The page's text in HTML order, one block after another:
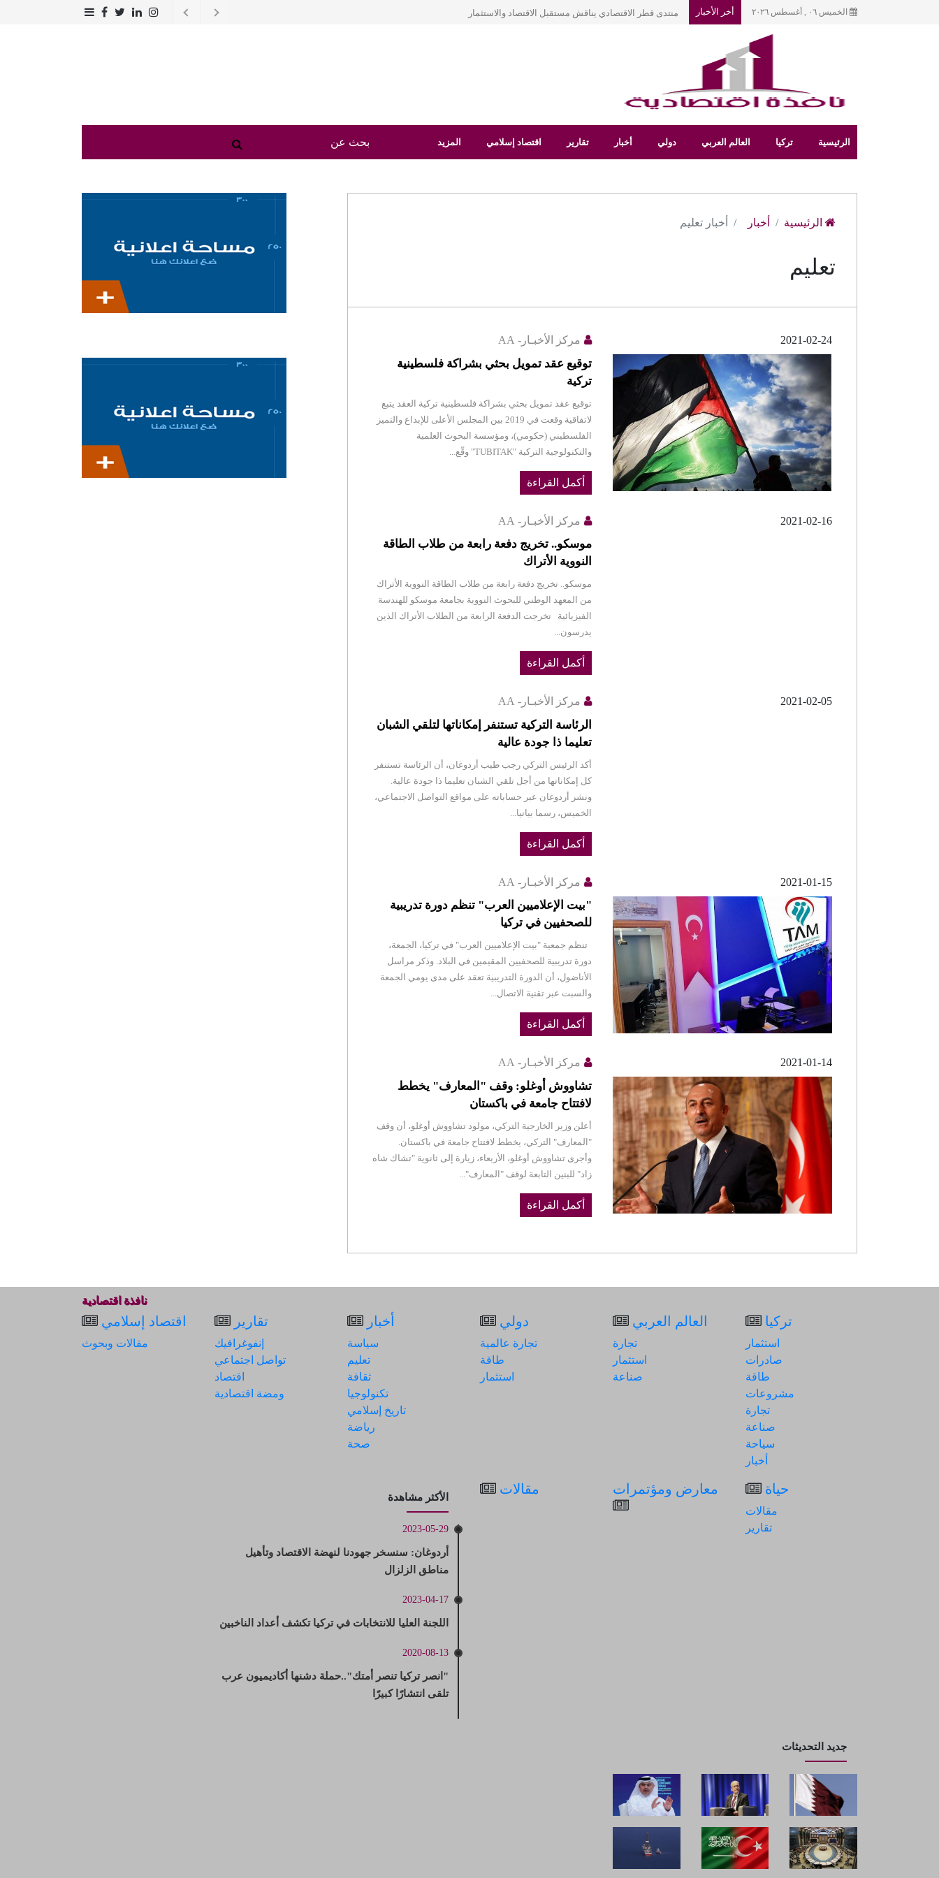
الخميس ٠٦ , أغسطس ٢٠٢٦ أخر الأخبار منتدى قطر الاقتصادي يناقش مستقبل الاقتصاد والاستثمار
الرئيسية تركيا العالم العربي دولي أخبار تقارير اقتصاد إسلامي المزيد
أخبار أخبار تعليم
تعليم
2021-02-24 مركز الأخبـار- AA
توقيع عقد تمويل بحثي بشراكة فلسطينية
تركية
توقيع عقد تمويل بحثي بشراكة فلسطينية تركية العقد يتبع
لاتفاقية وقعت في 2019 بين المجلس الأعلى للإبداع والتميز
الفلسطيني (حكومي)، ومؤسسة البحوث العلمية
والتكنولوجية التركية "TUBITAK" وقّع...
أكمل القراءة
2021-02-16 مركز الأخبـار- AA
موسكو.. تخريج دفعة رابعة من طلاب الطاقة
النووية الأتراك
موسكو.. تخريج دفعة رابعة من طلاب الطاقة النووية الأتراك
من المعهد الوطني للبحوث النووية بجامعة موسكو للهندسة
الفيزيائية تخرجت الدفعة الرابعة من الطلاب الأتراك الذين
يدرسون...
أكمل القراءة
2021-02-05 مركز الأخبـار- AA
الرئاسة التركية تستنفر إمكاناتها لتلقي الشبان
تعليما ذا جودة عالية
أكد الرئيس التركي رجب طيب أردوغان، أن الرئاسة تستنفر
كل إمكاناتها من أجل تلقي الشبان تعليما ذا جودة عالية.
ونشر أردوغان عبر حساباته على مواقع التواصل الاجتماعي،
الخميس، رسما بيانيا...
أكمل القراءة
2021-01-15 مركز الأخبـار- AA
"بيت الإعلاميين العرب" تنظم دورة تدريبية
للصحفيين في تركيا
تنظم جمعية "بيت الإعلاميين العرب" في تركيا، الجمعة،
دورة تدريبية للصحفيين المقيمين في البلاد. وذكر مراسل
الأناضول، أن الدورة التدريبية تعقد على مدى يومي الجمعة
والسبت عبر تقنية الاتصال...
أكمل القراءة
2021-01-14 مركز الأخبـار- AA
تشاووش أوغلو: وقف "المعارف" يخطط
لافتتاح جامعة في باكستان
أعلن وزير الخارجية التركي، مولود تشاووش أوغلو، أن وقف
"المعارف" التركي، يخطط لافتتاح جامعة في باكستان.
وأجرى تشاووش أوغلو، الأربعاء، زيارة إلى ثانوية "تشاك شاه
زاد" للبنين التابعة لوقف "المعارف"...
أكمل القراءة
نافذة اقتصادية
تركيا
استثمار
صادرات
طاقة
مشروعات
تجارة
صناعة
سياحة
أخبار
العالم العربي
تجارة
استثمار
صناعة
دولي
تجارة عالمية
طاقة
استثمار
أخبار
سياسة
تعليم
ثقافة
تكنولوجيا
تاريخ إسلامي
رياضة
صحة
تقارير
إنفوغرافيك
تواصل اجتماعي
اقتصاد
ومضة اقتصادية
اقتصاد إسلامي
مقالات وبحوث
حياة
مقالات
تقارير
معارض ومؤتمرات مقالات
الأكثر مشاهدة
2023-05-29
أردوغان: سنسخر جهودنا لنهضة الاقتصاد وتأهيل
مناطق الزلزال
2023-04-17
اللجنة العليا للانتخابات في تركيا تكشف أعداد الناخبين
2020-08-13
"انصر تركيا تنصر أمتك"..حملة دشنها أكاديميون عرب
تلقى انتشارًا كبيرًا
جديد التحديثات